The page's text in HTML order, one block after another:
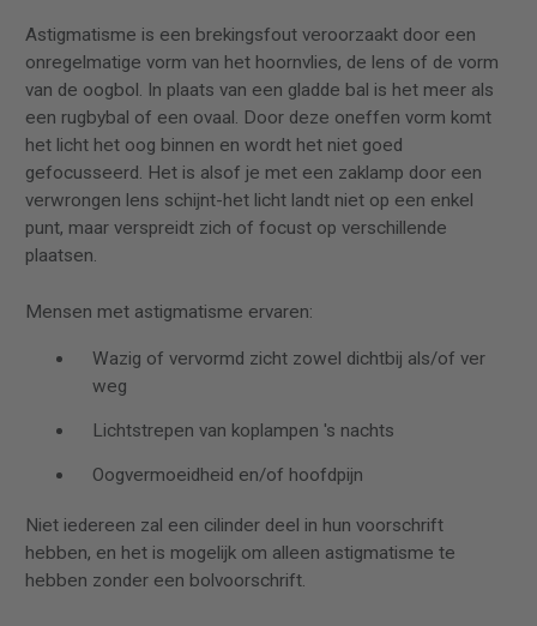
Astigmatisme is een brekingsfout veroorzaakt door een
onregelmatige vorm van het hoornvlies, de lens of de vorm
van de oogbol. In plaats van een gladde bal is het meer als
een rugbybal of een ovaal. Door deze oneffen vorm komt
het licht het oog binnen en wordt het niet goed
gefocusseerd. Het is alsof je met een zaklamp door een
verwrongen lens schijnt-het licht landt niet op een enkel
punt, maar verspreidt zich of focust op verschillende
plaatsen.
Mensen met astigmatisme ervaren:
Wazig of vervormd zicht zowel dichtbij als/of ver
weg
Lichtstrepen van koplampen 's nachts
Oogvermoeidheid en/of hoofdpijn
Niet iedereen zal een cilinder deel in hun voorschrift
hebben, en het is mogelijk om alleen astigmatisme te
hebben zonder een bolvoorschrift.